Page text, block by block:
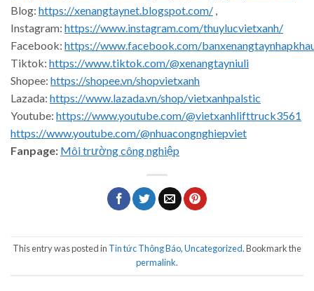
Blog: https://xenangtaynet.blogspot.com/ ,
Instagram: https://www.instagram.com/thuylucvietxanh/
Facebook: https://www.facebook.com/
Tiktok: https://www.tiktok.com/@xenangtayniuli
Shopee: https://shopee.vn/shopvietxanh
Lazada: https://www.lazada.vn/shop/vietxanhpalstic
Youtube: https://www.youtube.com/@vietxanhlifttruck3561
https://www.youtube.com/@nhuacongnghiepviet
Fanpage: Môi trường công nghiệp
This entry was posted in Tin tức Thông Báo,Uncategorized. Bookmark the
permalink.